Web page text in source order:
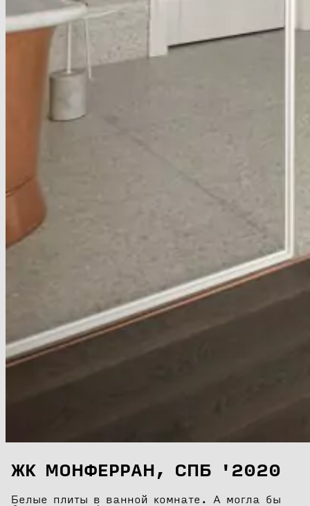
ЖК МОНФЕРРАН, СПБ '2020
Белые плиты в ванной комнате. А могла бы